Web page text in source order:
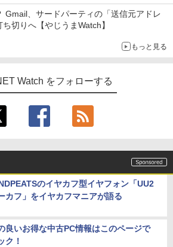
Gmail、サードパーティの「送信元アドレ
切りへ【やじうまWatch】
もっと見る
Watch をフォローする
のイヤカフ型イヤフォン「UU2
カフ」をイヤカフマニアが語る
良いお得な中古PC情報はこのページで
ク！